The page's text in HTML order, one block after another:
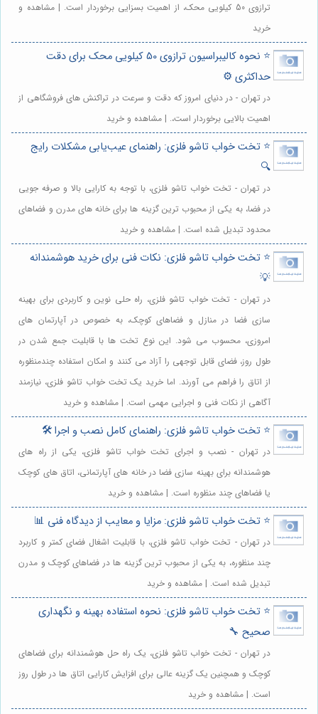
ترازوی 50 کیلویی محک، از اهمیت بسزایی برخوردار است. | مشاهده و
خرید
⭐️ نحوه کالیبراسیون ترازوی 50 کیلویی محک برای دقت
حداکثری ⚙️
در تهران - در دنیای امروز که دقت و سرعت در تراکنش های فروشگاهی از
اهمیت بالایی برخوردار است،. | مشاهده و خرید
⭐️ تخت خواب تاشو فلزی: راهنمای عیب‌یابی مشکلات رایج
🔍
در تهران - تخت خواب تاشو فلزی، با توجه به کارایی بالا و صرفه جویی
در فضا، به یکی از محبوب ترین گزینه ها برای خانه های مدرن و فضاهای
محدود تبدیل شده است. | مشاهده و خرید
⭐️ تخت خواب تاشو فلزی: نکات فنی برای خرید هوشمندانه
💡
در تهران - تخت خواب تاشو فلزی، راه حلی نوین و کاربردی برای بهینه
سازی فضا در منازل و فضاهای کوچک، به خصوص در آپارتمان های
امروزی، محسوب می شود. این نوع تخت ها با قابلیت جمع شدن در
طول روز، فضای قابل توجهی را آزاد می کنند و امکان استفاده چندمنظوره
از اتاق را فراهم می آورند. اما خرید یک تخت خواب تاشو فلزی، نیازمند
آگاهی از نکات فنی و اجرایی مهمی است. | مشاهده و خرید
⭐️ تخت خواب تاشو فلزی: راهنمای کامل نصب و اجرا 🛠️
در تهران - نصب و اجرای تخت خواب تاشو فلزی، یکی از راه های
هوشمندانه برای بهینه سازی فضا در خانه های آپارتمانی، اتاق های کوچک
یا فضاهای چند منظوره است. | مشاهده و خرید
⭐️ تخت خواب تاشو فلزی: مزایا و معایب از دیدگاه فنی 📊
در تهران - تخت خواب تاشو فلزی، با قابلیت اشغال فضای کمتر و کاربرد
چند منظوره، به یکی از محبوب ترین گزینه ها در فضاهای کوچک و مدرن
تبدیل شده است. | مشاهده و خرید
⭐️ تخت خواب تاشو فلزی: نحوه استفاده بهینه و نگهداری
صحیح 🔧
در تهران - تخت خواب تاشو فلزی، یک راه حل هوشمندانه برای فضاهای
کوچک و همچنین یک گزینه عالی برای افزایش کارایی اتاق ها در طول روز
است. | مشاهده و خرید